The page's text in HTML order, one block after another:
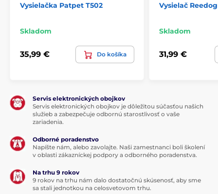
Vysielačka Patpet T502
Skladom
35,99 € Do košíka
Vysielač Reedog
Skladom
31,99 €
Servis elektronických obojkov
Servis elektronických obojkov je dôležitou súčasťou našich
služieb a zabezpečuje odbornú starostlivosť o vaše
zariadenia.
Odborné poradenstvo
Napíšte nám, alebo zavolajte. Naši zamestnanci boli školení
v oblasti zákazníckej podpory a odborného poradenstva.
Na trhu 9 rokov
9 rokov na trhu nám dalo dostatočnú skúsenosť, aby sme
sa stali jednotkou na celosvetovom trhu.